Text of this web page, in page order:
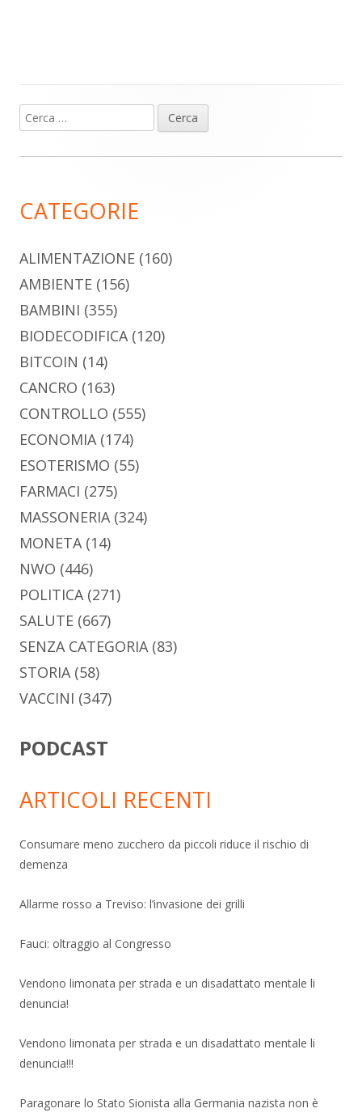
Barra
laterale
Ricerca
per:
CATEGORIE
ALIMENTAZIONE (160)
AMBIENTE (156)
BAMBINI (355)
BIODECODIFICA(120)
BITCOIN (14)
CANCRO (163)
CONTROLLO (555)
ECONOMIA(174)
ESOTERISMO (55)
FARMACI (275)
MASSONERIA(324)
MONETA(14)
NWO (446)
POLITICA(271)
SALUTE (667)
SENZA CATEGORIA(83)
STORIA(58)
VACCINI (347)
PODCAST
ARTICOLI RECENTI
Consumare meno zucchero da piccoli riduce il rischio di
demenza
Allarme rosso a Treviso: l’invasione dei grilli
Fauci: oltraggio al Congresso
Vendono limonata per strada e un disadattato mentale li
denuncia!
Vendono limonata per strada e un disadattato mentale li
denuncia!!!
Paragonare lo Stato Sionista alla Germania nazista non è